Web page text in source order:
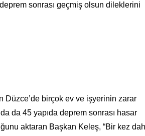
sonrası geçmiş olsun dileklerini
Düzce’de birçok ev ve işyerinin zarar
da 45 yapıda deprem sonrası hasar
aktaran Başkan Keleş, “Bir kez